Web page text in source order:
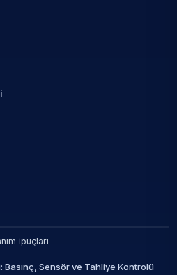
ipuçları
Basınç, Sensör ve Tahliye Kontrolü